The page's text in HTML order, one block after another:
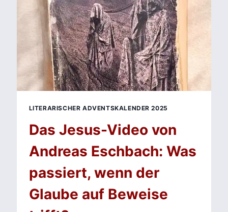
FLECK
DER
FIGUREN
LITERARISCHER ADVENTSKALENDER 2025
Das Jesus-Video von
Andreas Eschbach: Was
passiert, wenn der
Glaube auf Beweise